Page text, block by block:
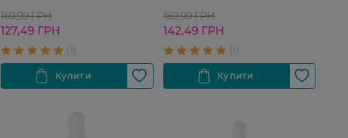
169,99 ГРН
127,49 ГРН
189,99 ГРН
142,49 ГРН